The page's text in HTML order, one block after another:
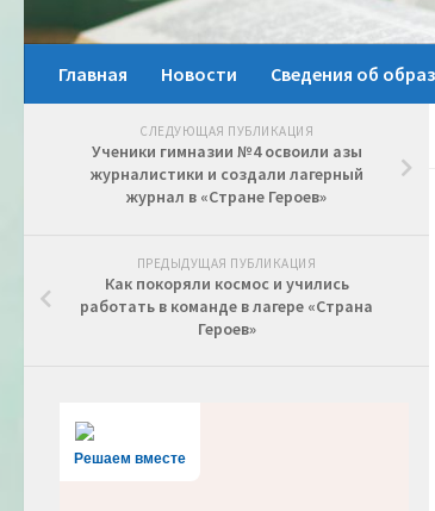
Главная Новости Сведения об
СЛЕДУЮЩАЯ ПУБЛИКАЦИЯ
Ученики гимназии №4 освоили азы
журналистики и создали лагерный
журнал в «Стране Героев»
ПРЕДЫДУЩАЯ ПУБЛИКАЦИЯ
Как покоряли космос и учились
работать в команде в лагере «Страна
Героев»
Решаем вместе